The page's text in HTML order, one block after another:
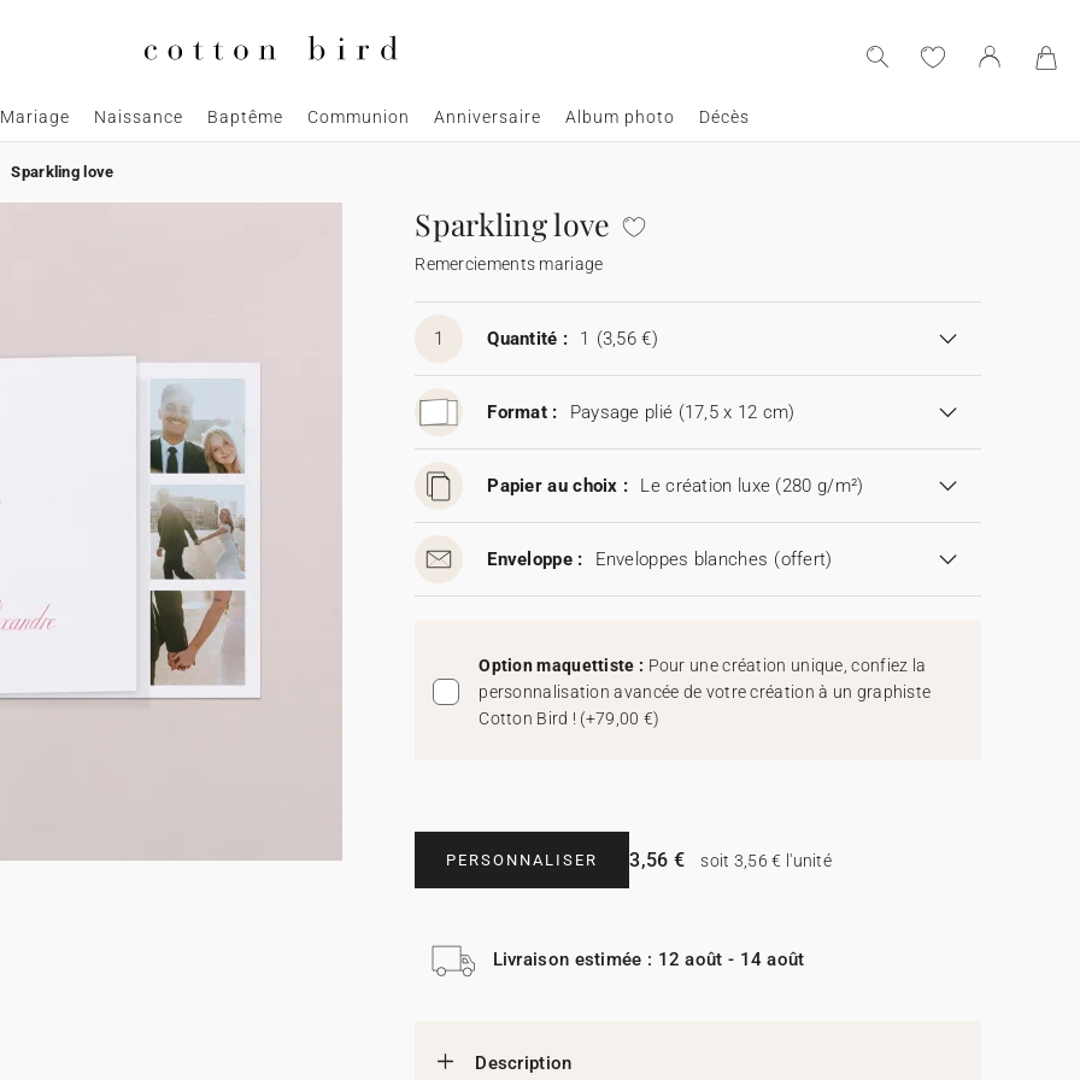
Mariage Naissance Baptême Communion Anniversaire Album photo Décès
Sparkling love
Sparkling love
Remerciements mariage
1 Quantité : 1 (3,56 €)
Format : Paysage plié (17,5 x 12 cm)
Papier au choix : Le création luxe (280 g/m²)
Enveloppe : Enveloppes blanches (offert)
Option maquettiste : Pour une création unique, confiez la
personnalisation avancée de votre création à un graphiste
Cotton Bird ! (+79,00 €)
PERSONNALISER 3,56 € soit 3,56 € l'unité
Livraison estimée : 12 août - 14 août
Description